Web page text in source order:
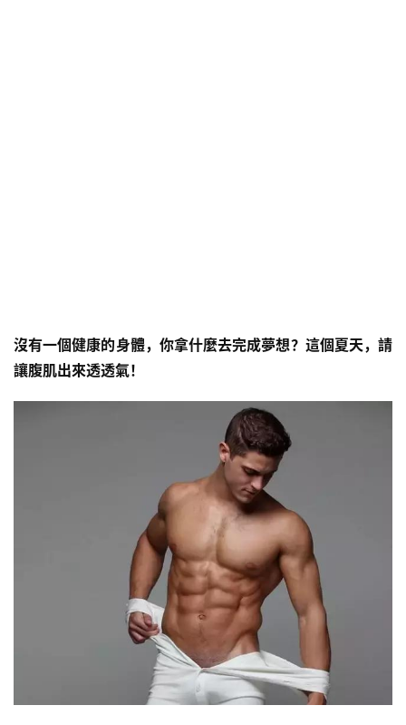
沒有一個健康的身體，你拿什麼去完成夢想？這個夏天，請
讓腹肌出來透透氣！